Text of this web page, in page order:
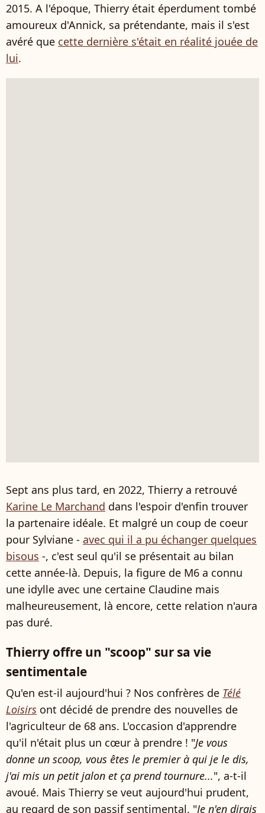
2015. A l'époque, Thierry était éperdument tombé
amoureux d'Annick, sa prétendante, mais il s'est
avéré que cette dernière s'était en réalité jouée de
lui.
Sept ans plus tard, en 2022, Thierry a retrouvé
Karine Le Marchand dans l'espoir d'enfin trouver
la partenaire idéale. Et malgré un coup de coeur
pour Sylviane - avec qui il a pu échanger quelques
bisous -, c'est seul qu'il se présentait au bilan
cette année-là. Depuis, la figure de M6 a connu
une idylle avec une certaine Claudine mais
malheureusement, là encore, cette relation n'aura
pas duré.
Thierry offre un "scoop" sur sa vie
sentimentale
Qu'en est-il aujourd'hui ? Nos confrères de Télé
Loisirs ont décidé de prendre des nouvelles de
l'agriculteur de 68 ans. L'occasion d'apprendre
qu'il n'était plus un cœur à prendre ! "Je vous
donne un scoop, vous êtes le premier à qui je le dis,
j'ai mis un petit jalon et ça prend tournure...", a-t-il
avoué. Mais Thierry se veut aujourd'hui prudent,
au regard de son passif sentimental. "Je n'en dirais